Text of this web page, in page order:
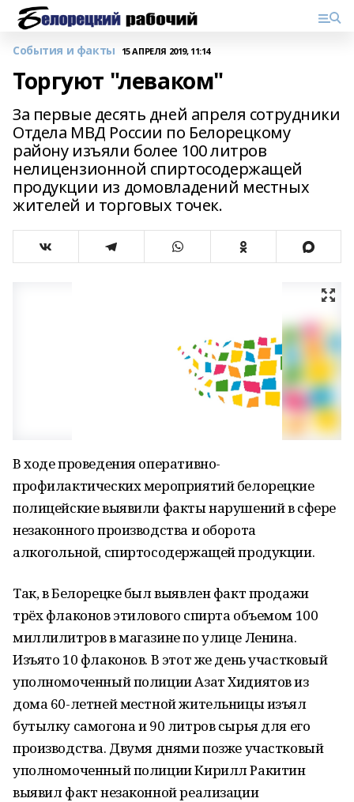
События и факты 15 АПРЕЛЯ 2019, 11:14
Торгуют "леваком"
За первые десять дней апреля сотрудники
Отдела МВД России по Белорецкому
району изъяли более 100 литров
нелицензионной спиртосодержащей
продукции из домовладений местных
жителей и торговых точек.
В ходе проведения оперативно-
профилактических мероприятий белорецкие
полицейские выявили факты нарушений в сфере
незаконного производства и оборота
алкогольной, спиртосодержащей продукции.
Так, в Белорецке был выявлен факт продажи
трёх флаконов этилового спирта объемом 100
миллилитров в магазине по улице Ленина.
Изъято 10 флаконов. В этот же день участковый
уполномоченный полиции Азат Хидиятов из
дома 60-летней местной жительницы изъял
бутылку самогона и 90 литров сырья для его
производства. Двумя днями позже участковый
уполномоченный полиции Кирилл Ракитин
выявил факт незаконной реализации